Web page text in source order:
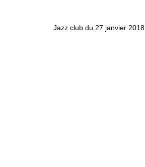
Jazz club du 27 janvier 2018